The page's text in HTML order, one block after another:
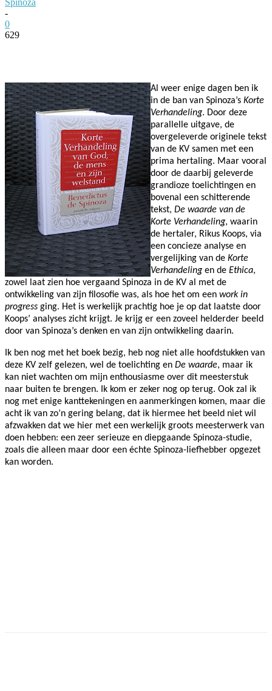
-
0
629
Al weer enige dagen ben ik
in de ban van Spinoza’s Korte
Verhandeling. Door deze
parallelle uitgave, de
overgeleverde originele tekst
van de KV samen met een
prima hertaling. Maar vooral
door de daarbij geleverde
grandioze toelichtingen en
bovenal een schitterende
tekst, De waarde van de
Korte Verhandeling, waarin
de hertaler, Rikus Koops, via
een concieze analyse en
vergelijking van de Korte
Verhandeling en de Ethica,
zowel laat zien hoe vergaand Spinoza in de KV al met de
ontwikkeling van zijn filosofie was, als hoe het om een work in
progress ging. Het is werkelijk prachtig hoe je op dat laatste door
Koops’ analyses zicht krijgt. Je krijg er een zoveel helderder beeld
door van Spinoza’s denken en van zijn ontwikkeling daarin.
Ik ben nog met het boek bezig, heb nog niet alle hoofdstukken van
deze KV zelf gelezen, wel de toelichting en De waarde, maar ik
kan niet wachten om mijn enthousiasme over dit meesterstuk
naar buiten te brengen. Ik kom er zeker nog op terug. Ook zal ik
nog met enige kanttekeningen en aanmerkingen komen, maar die
acht ik van zo’n gering belang, dat ik hiermee het beeld niet wil
afzwakken dat we hier met een werkelijk groots meesterwerk van
doen hebben: een zeer serieuze en diepgaande Spinoza-studie,
zoals die alleen maar door een échte Spinoza-liefhebber opgezet
kan worden.